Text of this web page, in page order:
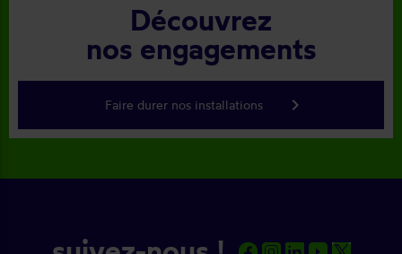
Découvrez
nos engagements
Faire durer nos installations keyboard_arrow_right